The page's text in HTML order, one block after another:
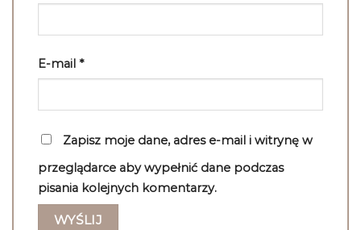
E-mail *
Zapisz moje dane, adres e-mail i witrynę w
przeglądarce aby wypełnić dane podczas
pisania kolejnych komentarzy.